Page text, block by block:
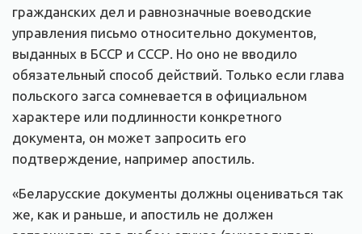
гражданских дел и равнозначные воеводские
управления письмо относительно документов,
выданных в БССР и СССР. Но оно не вводило
обязательный способ действий. Только если глава
польского загса сомневается в официальном
характере или подлинности конкретного
документа, он может запросить его
подтверждение, например апостиль.
«Беларусские документы должны оцениваться так
же, как и раньше, и апостиль не должен